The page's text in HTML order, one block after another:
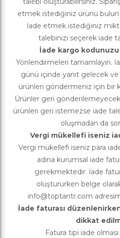
etmek istediğiniz ürünü bulun
İade etmek istediğiniz
talebinizi seçerek iade
İade kargo kodunuzu
Yönlendirmeleri tamamlayın.
günü içinde yanıt gelecek ve
ürünleri göndermeniz için bir
Ürünler geri gönderilemeyecek
ürünleri geri istemezse iade
oluşmadan da
Vergi mükellefi iseniz
Vergi mükellefi iseniz para
adına kurumsal iade
gerekmektedir. İade
oluştururken belge
info@toptantr.com
İade faturası
dikkat
Fatura tipi iade